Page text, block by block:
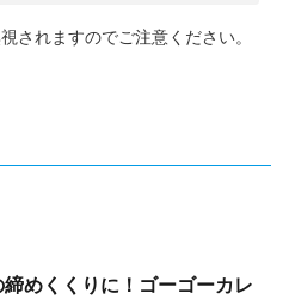
されますのでご注意ください。
めくくりに！ゴーゴーカレ